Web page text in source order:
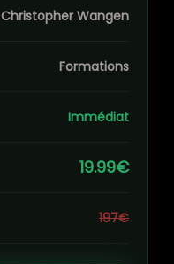
Christopher Wangen
Formations
Immédiat
19.99€
197€